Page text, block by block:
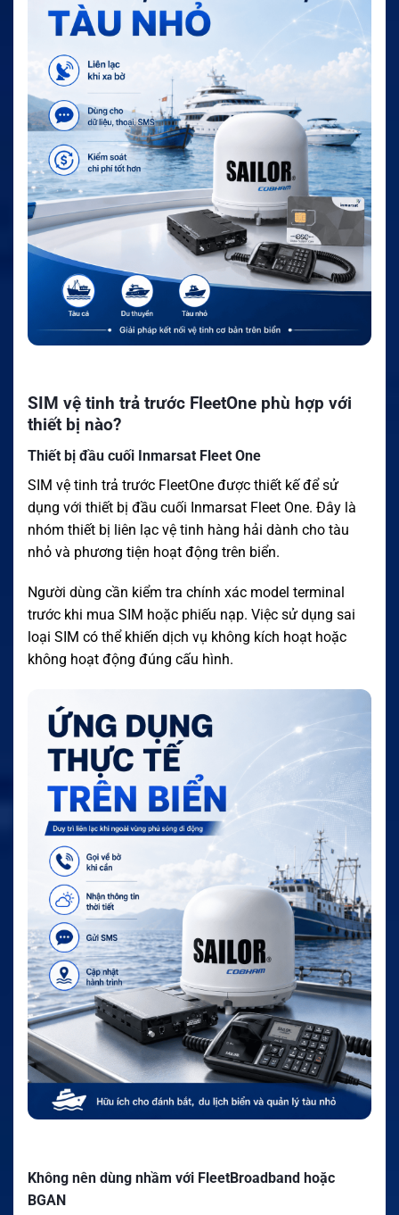
SIM vệ tinh trả trước FleetOne phù hợp với
thiết bị nào?
Thiết bị đầu cuối Inmarsat Fleet One
SIM vệ tinh trả trước FleetOne được thiết kế để sử
dụng với thiết bị đầu cuối Inmarsat Fleet One. Đây là
nhóm thiết bị liên lạc vệ tinh hàng hải dành cho tàu
nhỏ và phương tiện hoạt động trên biển.
Người dùng cần kiểm tra chính xác model terminal
trước khi mua SIM hoặc phiếu nạp. Việc sử dụng sai
loại SIM có thể khiến dịch vụ không kích hoạt hoặc
không hoạt động đúng cấu hình.
Không nên dùng nhầm với FleetBroadband hoặc
BGAN